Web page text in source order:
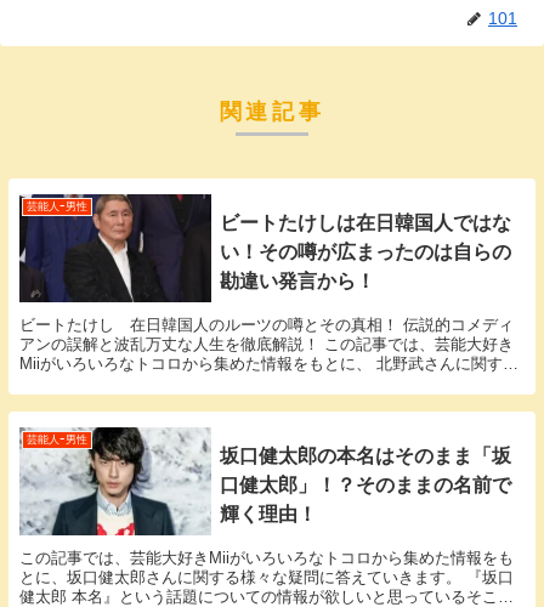
101
関連記事
芸能人ｰ男性
ビートたけしは在日韓国人ではな
い！その噂が広まったのは自らの
勘違い発言から！
ビートたけし 在日韓国人のルーツの噂とその真相！ 伝説的コメディ
アンの誤解と波乱万丈な人生を徹底解説！ この記事では、芸能大好き
Miiがいろいろなトコロから集めた情報をもとに、 北野武さんに関する
芸能人ｰ男性
坂口健太郎の本名はそのまま「坂
口健太郎」！？そのままの名前で
輝く理由！
この記事では、芸能大好きMiiがいろいろなトコロから集めた情報をも
とに、坂口健太郎さんに関する様々な疑問に答えていきます。 『坂口
健太郎 本名』という話題についての情報が欲しいと思っているそこの